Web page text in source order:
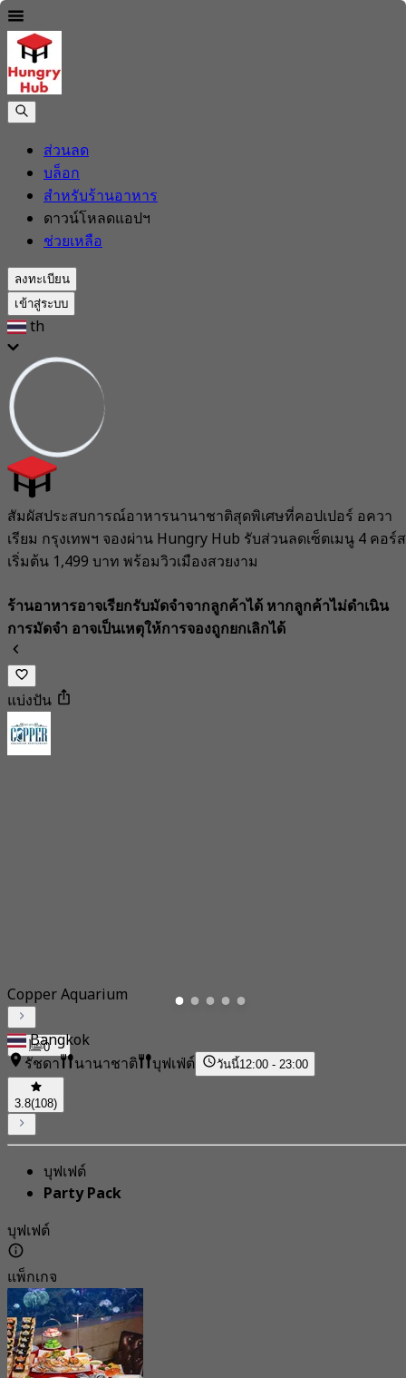
ส่วนลด
บล็อก
สำหรับร้านอาหาร
ดาวน์โหลดแอปฯ
ช่วยเหลือ
ลงทะเบียน
เข้าสู่ระบบ
th
สัมผัสประสบการณ์อาหารนานาชาติสุดพิเศษที่คอปเปอร์ อควา
เรียม กรุงเทพฯ จองผ่าน Hungry Hub รับส่วนลดเซ็ตเมนู 4 คอร์ส
เริ่มต้น 1,499 บาท พร้อมวิวเมืองสวยงาม
ร้านอาหารอาจเรียกรับมัดจำจากลูกค้าได้ หากลูกค้าไม่ดำเนิน
การมัดจำ อาจเป็นเหตุให้การจองถูกยกเลิกได้
แบ่งปัน
0
Copper Aquarium
Bangkok
รัชดา
นานาชาติ บุฟเฟ่ต์ วันนี้12:00 - 23:00
3.8(108)
บุฟเฟต์
Party Pack
บุฟเฟต์
แพ็กเกจ